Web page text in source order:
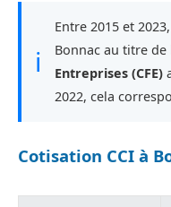
ℹ
Entre 2015 et
Bonnac au titre de
Entreprises (CFE)
2022, cela
Cotisation CCI à